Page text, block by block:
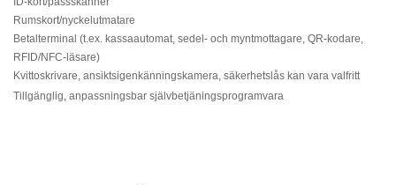
Rumskort/nyckelutmatare
Betalterminal (t.ex. kassaautomat, sedel- och myntmottagare, QR-kodare,
RFID/NFC-läsare)
Kvittoskrivare, ansiktsigenkänningskamera, säkerhetslås kan vara valfritt
Tillgänglig, anpassningsbar självbetjäningsprogramvara